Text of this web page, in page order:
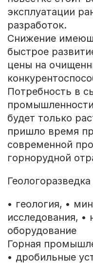
эксплуатации
разработок.
Снижение
быстрое
цены на
Потребность в
будет только
пришло время
современной
горнорудной
Геологоразведка
• геология, •
исследования, •
оборудование
Горная
• дробильные